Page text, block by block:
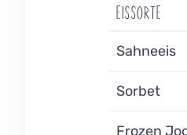
EISSORTE
Sahneeis
Sorbet
Frozen